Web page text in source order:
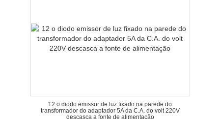
12 o diodo emissor de luz fixado na parede do
transformador do adaptador 5A da C.A. do volt 220V
descasca a fonte de alimentação